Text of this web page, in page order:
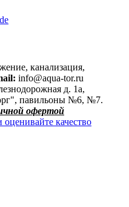
канализация,
info@aqua-tor.ru
д. 1а,
павильоны №6, №7.
офертой